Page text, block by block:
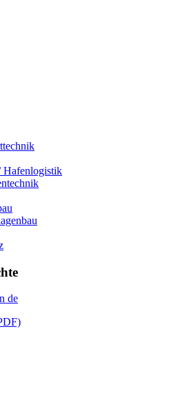
Hafenlogistik